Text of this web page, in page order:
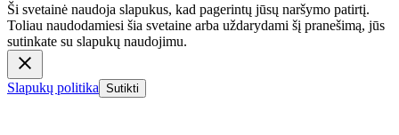
Ši svetainė naudoja slapukus, kad pagerintų jūsų naršymo patirtį.
Toliau naudodamiesi šia svetaine arba uždarydami šį pranešimą, jūs
sutinkate su slapukų naudojimu.
Slapukų politika Sutikti